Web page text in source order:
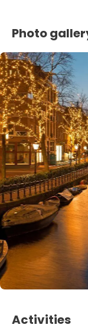
Photo
Activities